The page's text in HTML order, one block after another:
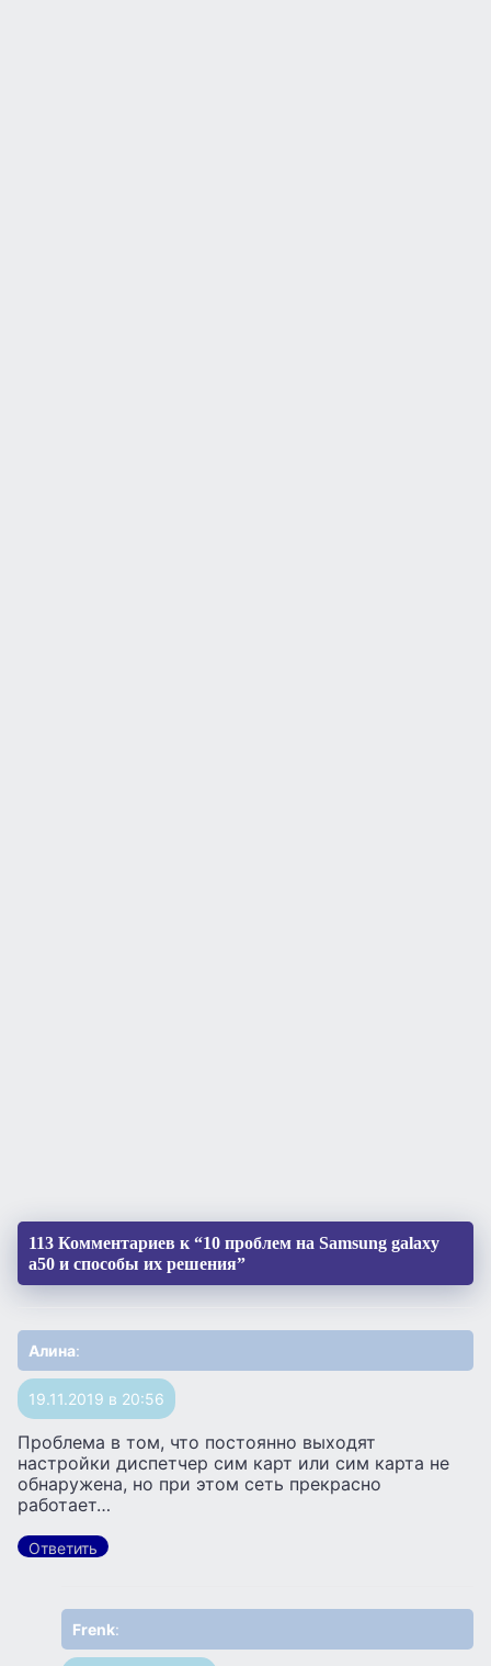
113 Комментариев к “10 проблем на Samsung galaxy
a50 и способы их решения”
Алина:
19.11.2019 в 20:56
Проблема в том, что постоянно выходят
настройки диспетчер сим карт или сим карта не
обнаружена, но при этом сеть прекрасно
работает…
Ответить
Frenk: